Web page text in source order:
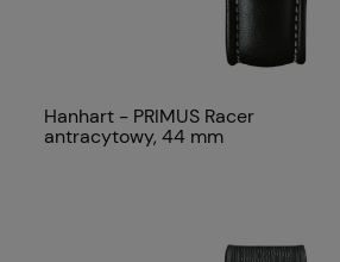
Hanhart - PRIMUS Racer
antracytowy, 44 mm